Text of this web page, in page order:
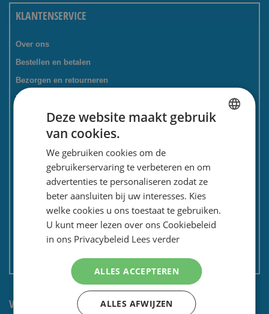
KLANTENSERVICE
Over ons
Bestellen en betalen
Bezorgen en retourneren
Tevredenheidsgarantie
Kadoservice
Bedrijven / zakelijk
Meest gestelde vragen
Contactformulier
Nieuwsbrief
Privacy en security
Algemene voorwaarden
Non EU: Belasting / douane
VRAGEN? NEEM CONTACT OP:
Deze website maakt gebruik
van cookies.
We gebruiken cookies om de
gebruikerservaring te verbeteren en om
advertenties te personaliseren zodat ze
beter aansluiten bij uw interesses. Kies
welke cookies u ons toestaat te gebruiken.
U kunt meer lezen over ons Cookiebeleid
in ons Privacybeleid Lees verder
ALLES ACCEPTEREN
ALLES AFWIJZEN